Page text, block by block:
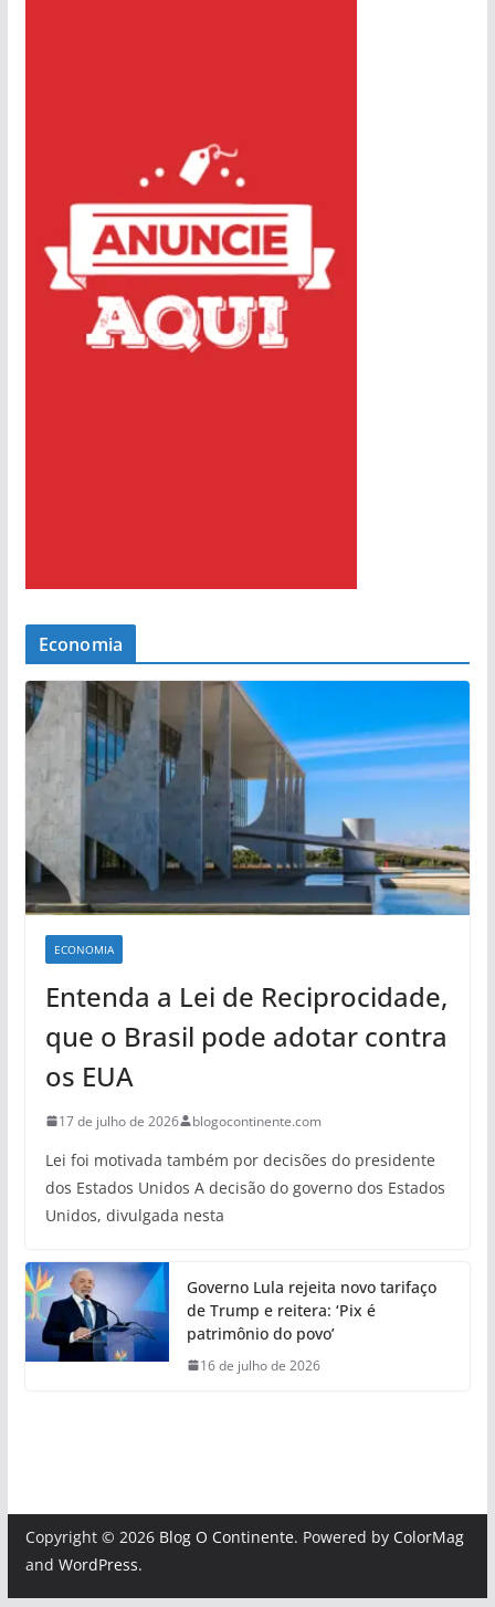
Economia
ECONOMIA
Entenda a Lei de Reciprocidade,
que o Brasil pode adotar contra
os EUA
17 de julho de 2026 blogocontinente.com
Lei foi motivada também por decisões do presidente
dos Estados Unidos A decisão do governo dos Estados
Unidos, divulgada nesta
Governo Lula rejeita novo tarifaço
de Trump e reitera: ‘Pix é
patrimônio do povo’
16 de julho de 2026
Copyright © 2026 Blog O Continente. Powered by ColorMag
and WordPress.